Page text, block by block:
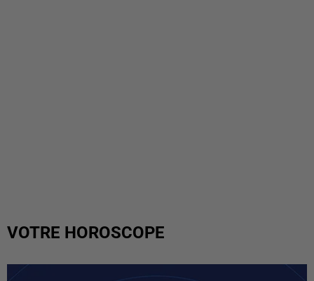
VOTRE HOROSCOPE